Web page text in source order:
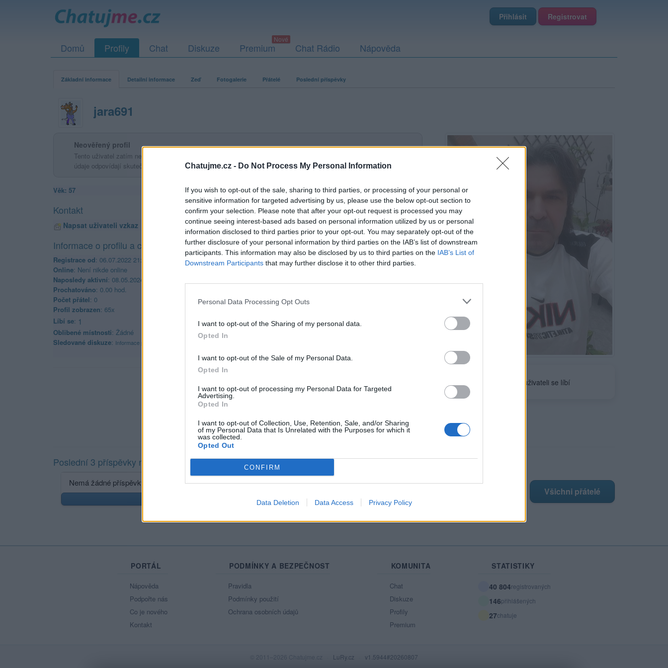
Chatujme.cz - Do Not Process My Personal Information
If you wish to opt-out of the sale, sharing to third parties, or processing of your personal or
sensitive information for targeted advertising by us, please use the below opt-out section to
confirm your selection. Please note that after your opt-out request is processed you may
continue seeing interest-based ads based on personal information utilized by us or personal
information disclosed to third parties prior to your opt-out. You may separately opt-out of the
further disclosure of your personal information by third parties on the IAB’s list of downstream
participants. This information may also be disclosed by us to third parties on the IAB’s List of
Downstream Participants that may further disclose it to other third parties.
Personal Data Processing Opt Outs
I want to opt-out of the Sharing of my personal data.
Opted In
I want to opt-out of the Sale of my Personal Data.
Opted In
I want to opt-out of processing my Personal Data for Targeted
Advertising.
Opted In
I want to opt-out of Collection, Use, Retention, Sale, and/or Sharing
of my Personal Data that Is Unrelated with the Purposes for which it
was collected.
Opted Out
CONFIRM
Data Deletion Data Access Privacy Policy
Přihlásit Registrovat
Domů Profily Chat Diskuze Premium Chat Rádio Nápověda
Základní informace Detailní informace Zeď Fotogalerie Přátelé Poslední příspěvky
jara691
uživateli se líbí
Neověřený profil
Tento uživatel zatím neprokázal svou identitu ověřovací fotografií. U neověřených profilů nelze zaručit, že fotografie a
údaje odpovídají skutečné osobě.
Věk: 57
Kontakt
Napsat uživateli vzkaz
Informace o profilu a chatu
Registrace od: 06.07.2022 21:06
Online: Není nikde online
Naposledy aktivní: 08.05.2024 08:12
Prochatováno: 0.00 hod.
Počet přátel: 0
Profil zobrazen: 65x
Líbí se: 1
Oblibené místnosti: Žádné
Sledované diskuze: Informace pro uživatele
Poslední 3 příspěvky na mé zdi
Nemá žádné příspěvky
Zobrazit celou mou zeď
Moji nejnovější přátelé
Všichni přátelé
PORTÁL
Nápověda
Podpořte nás
Co je nového
Kontakt
PODMÍNKY A BEZPEČNOST
Pravidla
Podmínky použití
Ochrana osobních údajů
KOMUNITA
Chat
Diskuze
Profily
Premium
STATISTIKY
40 804registrovaných
146přihlášených
27chatuje
© 2011–2026 Chatujme.cz LuRy.cz v1.5944#20260807